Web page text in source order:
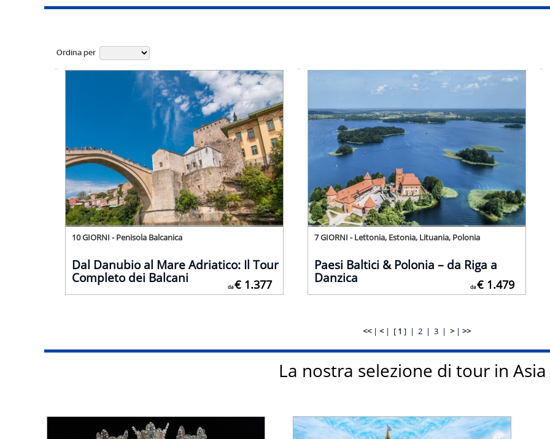
La nostra selezione di tour in Asia
Ordina per
Dal Danubio al Mare Adriatico: Il Tour
Completo dei Balcani
10 GIORNI - Penisola Balcanica
da€ 1.377
Paesi Baltici & Polonia – da Riga a
Danzica
7 GIORNI - Lettonia, Estonia, Lituania, Polonia
da€ 1.479
<<| < | [ 1 ] | 2 | 3 | > | >>